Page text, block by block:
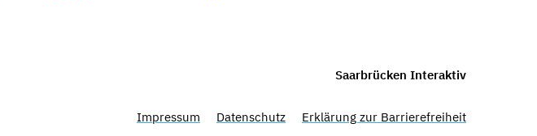
Saarbrücken Interaktiv
Impressum Datenschutz Erklärung zur Barrierefreiheit